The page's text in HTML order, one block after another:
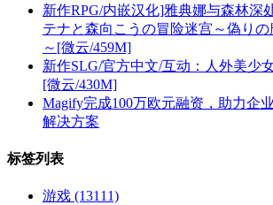
新作RPG/内嵌汉化]雅典娜与森林深
テナと森向こうの冒险迷宫～偽り
～[微云/459M]
新作SLG/官方中文/互动：人外美少
[微云/430M]
Magify完成100万欧元融资，助力企
解决方案
标签列表
游戏 (13111)